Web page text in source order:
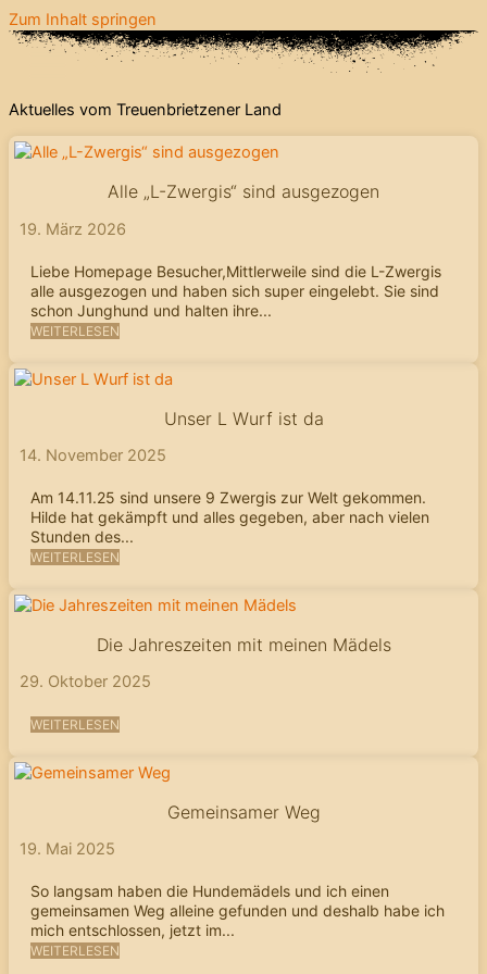
Zum Inhalt springen
Aktuelles vom Treuenbrietzener Land
Alle „L-Zwergis“ sind ausgezogen
19. März 2026
Liebe Homepage Besucher,Mittlerweile sind die L-Zwergis
alle ausgezogen und haben sich super eingelebt. Sie sind
schon Junghund und halten ihre...
WEITERLESEN
Unser L Wurf ist da
14. November 2025
Am 14.11.25 sind unsere 9 Zwergis zur Welt gekommen.
Hilde hat gekämpft und alles gegeben, aber nach vielen
Stunden des...
WEITERLESEN
Die Jahreszeiten mit meinen Mädels
29. Oktober 2025
WEITERLESEN
Gemeinsamer Weg
19. Mai 2025
So langsam haben die Hundemädels und ich einen
gemeinsamen Weg alleine gefunden und deshalb habe ich
mich entschlossen, jetzt im...
WEITERLESEN